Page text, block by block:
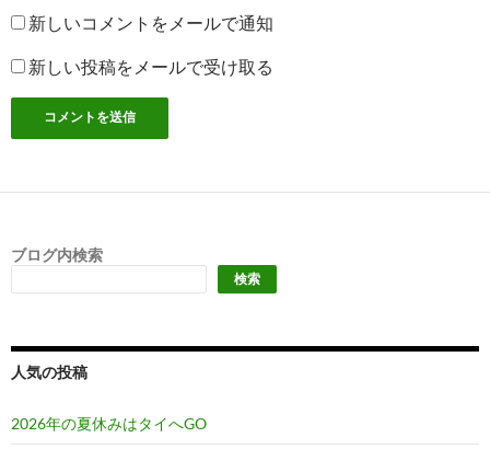
新しいコメントをメールで通知
新しい投稿をメールで受け取る
ブログ内検索
検索
人気の投稿
2026年の夏休みはタイへGO